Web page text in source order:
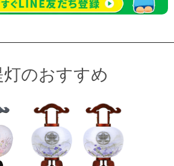
灯のおすすめ